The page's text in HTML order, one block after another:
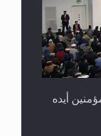
أيده